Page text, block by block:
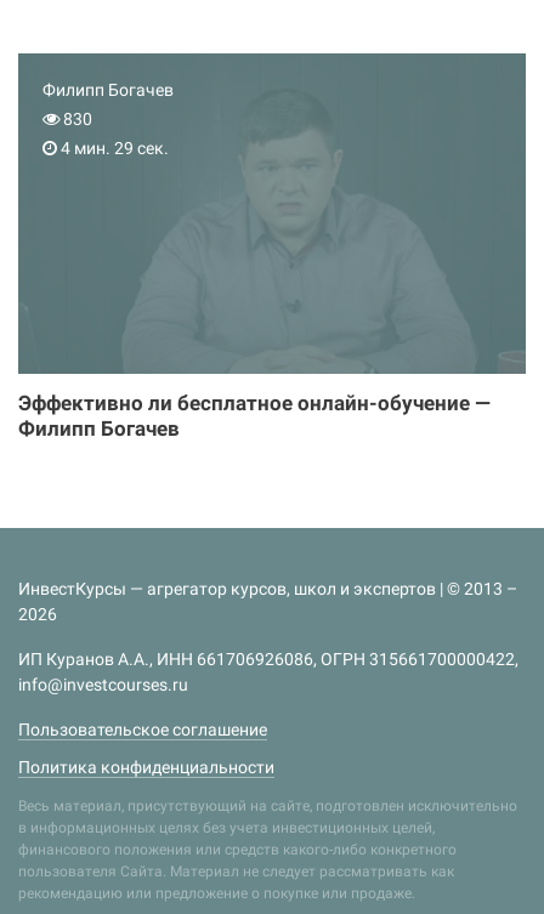
Филипп Богачев
830
4 мин. 29 сек.
Эффективно ли бесплатное онлайн-обучение —
Филипп Богачев
ИнвестКурсы — агрегатор курсов, школ и экспертов | © 2013 –
2026
ИП Куранов А.А., ИНН 661706926086, ОГРН 315661700000422,
info@investcourses.ru
Пользовательское соглашение
Политика конфиденциальности
Весь материал, присутствующий на сайте, подготовлен исключительно
в информационных целях без учета инвестиционных целей,
финансового положения или средств какого-либо конкретного
пользователя Сайта. Материал не следует рассматривать как
рекомендацию или предложение о покупке или продаже.